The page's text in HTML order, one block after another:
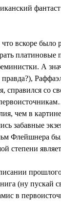
вскоре было
платиновые
А
справился со
чем в
забавные
Флейшнера
степени
(ну пускай
в